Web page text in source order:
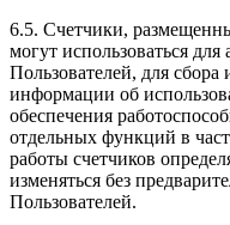
6.5. Счетчики,
могут использоваться
Пользователей, для сбора
информации об
обеспечения
отдельных функций в
работы счетчиков
изменяться без
Пользователей.